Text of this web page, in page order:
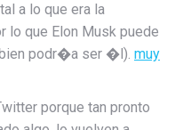
a lo que era la
lo que Elon Musk puede
bien podr�a ser �l). muy
porque tan pronto